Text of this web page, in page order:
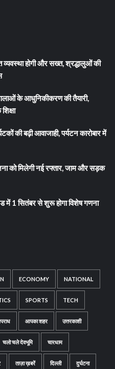
व्यवस्था होगी और सख्त, श्रद्धालुओं की
के आधुनिकीकरण की तैयारी,
की बढ़ी आवाजाही, पर्यटन कारोबार में
को मिलेगी नई रफ्तार, जाम और सड़क
1 सितंबर से शुरू होगा विशेष गणना
ECONOMY NATIONAL
SPORTS TECH
आपका शहर उत्तरकाशी
चलो चले देवभूमि चारधाम
ताज़ा ख़बरें दिल्ली दुर्घटना